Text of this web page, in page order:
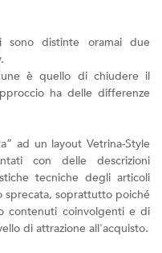
sono distinte oramai due
è quello di chiudere il
ha delle differenze
ad un layout Vetrina-Style
con delle descrizioni
tecniche degli articoli
sprecata, soprattutto poiché
contenuti coinvolgenti e di
di attrazione all'acquisto.